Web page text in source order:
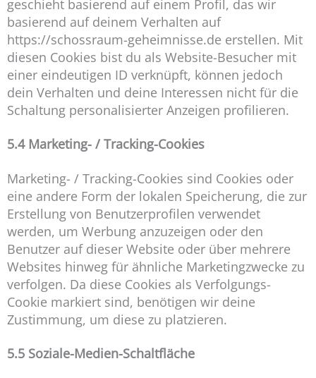
geschieht basierend auf einem Profil, das wir
basierend auf deinem Verhalten auf
https://schossraum-geheimnisse.de erstellen. Mit
diesen Cookies bist du als Website-Besucher mit
einer eindeutigen ID verknüpft, können jedoch
dein Verhalten und deine Interessen nicht für die
Schaltung personalisierter Anzeigen profilieren.
5.4 Marketing- / Tracking-Cookies
Marketing- / Tracking-Cookies sind Cookies oder
eine andere Form der lokalen Speicherung, die zur
Erstellung von Benutzerprofilen verwendet
werden, um Werbung anzuzeigen oder den
Benutzer auf dieser Website oder über mehrere
Websites hinweg für ähnliche Marketingzwecke zu
verfolgen. Da diese Cookies als Verfolgungs-
Cookie markiert sind, benötigen wir deine
Zustimmung, um diese zu platzieren.
5.5 Soziale-Medien-Schaltfläche